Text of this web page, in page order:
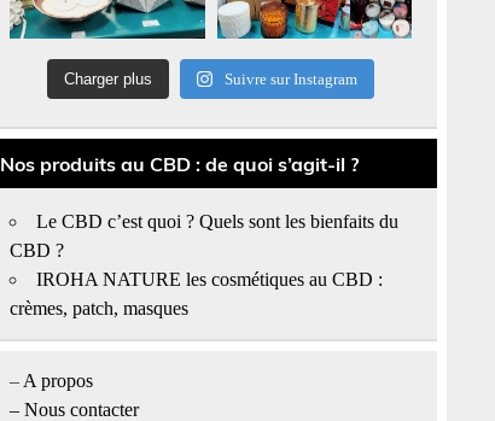
Charger plus Suivre sur Instagram
Nos produits au CBD : de quoi s’agit-il ?
Le CBD c’est quoi ? Quels sont les bienfaits du
CBD ?
IROHA NATURE les cosmétiques au CBD :
crèmes, patch, masques
– A propos
–Nous contacter